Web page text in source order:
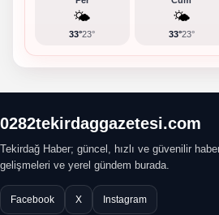
🌤️
33°23°
🌤️
33°23°
0282tekirdaggazetesi.com
Tekirdağ Haber; güncel, hızlı ve güvenilir
gelişmeleri ve yerel gündem burada.
Facebook X Instagram